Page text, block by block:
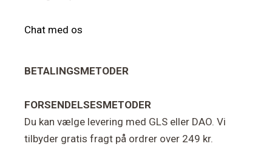
Chat med os
BETALINGSMETODER
FORSENDELSESMETODER
Du kan vælge levering med GLS eller DAO. Vi
tilbyder gratis fragt på ordrer over 249 kr.